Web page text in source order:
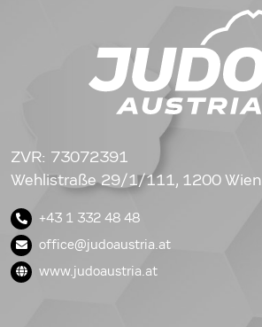
ZVR: 73072391
Wehlistraße 29/1/111, 1200 Wien
+43 1 332 48 48
office@judoaustria.at
www.judoaustria.at